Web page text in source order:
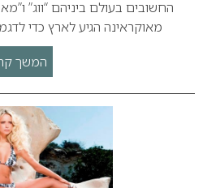
מאוקראינה הגיע לארץ כדי
המשך